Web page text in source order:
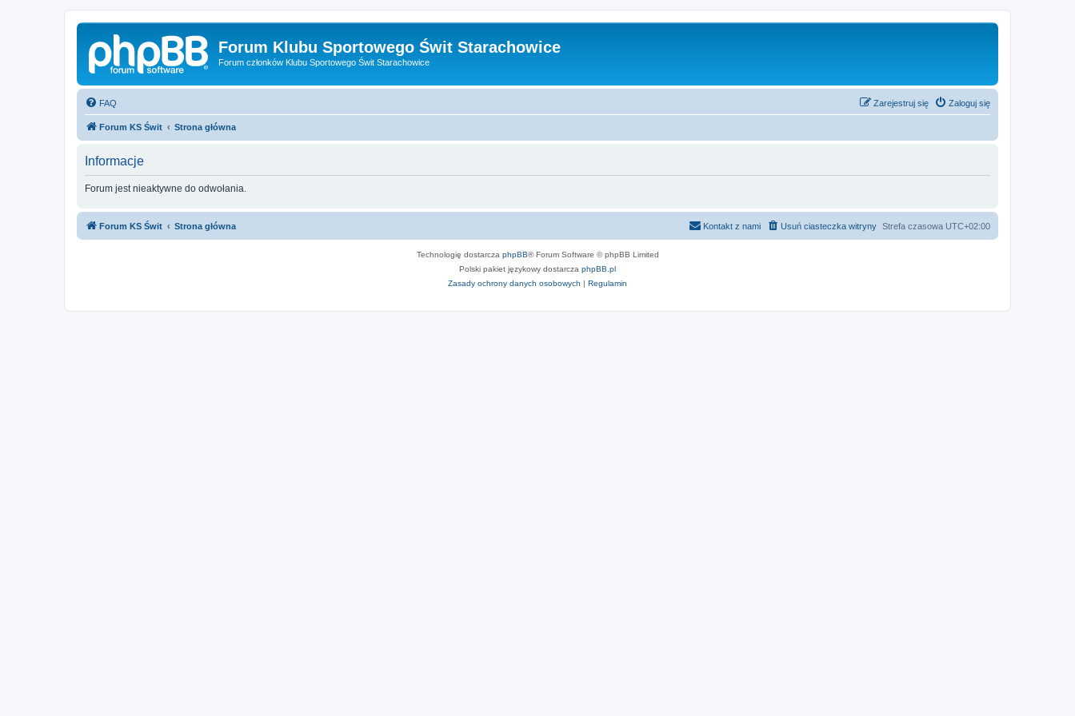
Forum Klubu Sportowego Świt Starachowice
Forum członków Klubu Sportowego Świt Starachowice
FAQ Zaloguj się
Zarejestruj się
Forum KS Świt Strona główna
Informacje
Forum jest nieaktywne do odwołania.
Forum KS Świt Strona główna Strefa czasowa UTC+02:00
Usuń ciasteczka witryny
Kontakt z nami
Technologię dostarcza phpBB® Forum Software © phpBB Limited
Polski pakiet językowy dostarcza phpBB.pl
Zasady ochrony danych osobowych | Regulamin